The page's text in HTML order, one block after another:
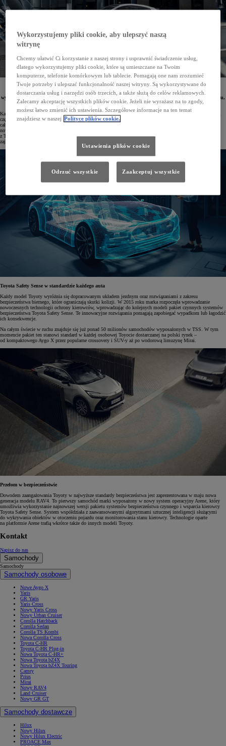
Toyota stawia bezpieczeństwo kierowców na pierwszym miejscu. Już ponad 50 milionów pojazdów
marki wyposażono w zaawansowane systemy Toyota Safety Sense, które pomagają zapobiegać
wypadkom lub ograniczać ich konsekwencje. Dzięki temu Toyota konsekwentnie dąży do swojego celu,
jakim jest całkowite wyeliminowanie wypadków drogowych.
Każdego roku Toyota inwestuje w badania i rozwój kwotę odpowiadającą około 32,3 mld zł, z czego znaczną
część przeznacza na innowacje w zakresie bezpieczeństwa pojazdów i ruchu drogowego. Misją koncernu jest
całkowite wyeliminowanie wypadków, dlatego w laboratoriach i ośrodkach badawczych nieustannie powstają
nowe rozwiązania zwiększające bezpieczeństwo. Kluczową rolę w tym procesie odgrywają inżynierowie
z Toyota Research Institute oraz Toyota Collaborative Safety Research Center – czołowych jednostek marki
zajmujących się technologiami ochrony kierowców i pasażerów.
Toyota Safety Sense w standardzie każdego auta
Każdy model Toyoty wyróżnia się dopracowanym układem jezdnym oraz rozwiązaniami z zakresu
bezpieczeństwa biernego, które ograniczają skutki kolizji. W 2015 roku marka rozpoczęła wprowadzanie
nowoczesnych technologii ochrony kierowców, wprowadzając do kolejnych modeli pakiet czynnych systemów
bezpieczeństwa Toyota Safety Sense. Te innowacyjne rozwiązania pomagają zapobiegać wypadkom lub łagodzić
ich konsekwencje.
Na całym świecie w ruchu znajduje się już ponad 50 milionów samochodów wyposażonych w TSS. W tym
momencie pakiet ten stanowi standard w każdej osobowej Toyocie dostarczanej na polski rynek –
od kompaktowego Aygo X przez popularne crossovery i SUV-y aż po wodorową limuzynę Mirai.
Przełom w bezpieczeństwie
Dowodem zaangażowania Toyoty w najwyższe standardy bezpieczeństwa jest zaprezentowana w maju nowa
generacja modelu RAV4. To pierwszy samochód marki wyposażony w nowy system operacyjny Arene, który
umożliwia wykorzystanie najnowszej wersji pakietu systemów bezpieczeństwa czynnego i wsparcia kierowcy
Toyota Safety Sense. System współdziała z zaawansowanymi algorytmami sztucznej inteligencji służącymi
do wykrywania obiektów w otoczeniu pojazdu oraz monitorowania stanu kierowcy. Technologie oparte
na platformie Arene trafią wkrótce także do innych modeli Toyoty.
Kontakt
Napisz do nas
Samochody
Samochody
Samochody osobowe
Nowe Aygo X
Yaris
GR Yaris
Yaris Cross
Nowy Yaris Cross
Nowy Urban Cruiser
Corolla Hatchback
Corolla Sedan
Corolla TS Kombi
Nowa Corolla Cross
Toyota C-HR
Toyota C-HR Plug-in
Nowa Toyota C-HR+
Nowa Toyota bZ4X
Nowa Toyota bZ4X Touring
Camry
Prius
Mirai
Nowy RAV4
Land Cruiser
Nowy GR GT
Samochody dostawcze
Hilux
Nowy Hilux
Nowy Hilux Electric
PROACE Max
Wykorzystujemy pliki cookie, aby ulepszyć naszą
witrynę
Chcemy ułatwić Ci korzystanie z naszej strony i usprawnić świadczenie usług,
dlatego wykorzystujemy pliki cookie, które są umieszczane na Twoim
komputerze, telefonie komórkowym lub tablecie. Pomagają one nam zrozumieć
Twoje potrzeby i ulepszać funkcjonalność naszej witryny. Są wykorzystywane do
dostarczania usług i narzędzi osób trzecich, a także służą do celów reklamowych.
Zalecamy akceptację wszystkich plików cookie. Jeżeli nie wyrażasz na to zgody,
możesz łatwo zmienić ich ustawienia. Szczegółowe informacje na ten temat
znajdziesz w naszej Polityce plików cookie.
Ustawienia plików cookie
Odrzuć wszystkie Zaakceptuj wszystkie